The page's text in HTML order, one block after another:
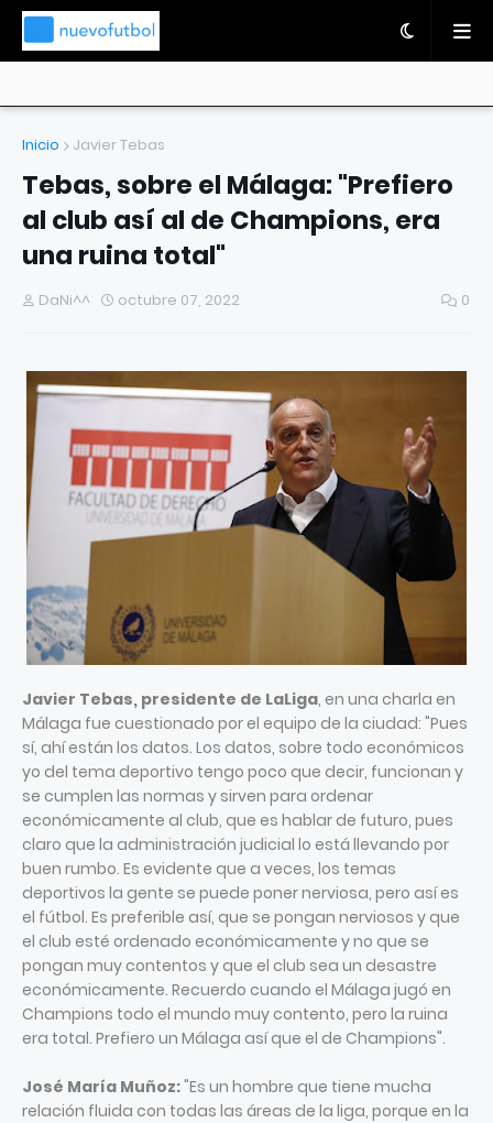
Inicio Javier Tebas
Tebas, sobre el Málaga: "Prefiero
al club así al de Champions, era
una ruina total"
DaNi^^ octubre 07, 2022 0
Javier Tebas, presidente de LaLiga, en una charla en
Málaga fue cuestionado por el equipo de la ciudad: "Pues
sí, ahí están los datos. Los datos, sobre todo económicos
yo del tema deportivo tengo poco que decir, funcionan y
se cumplen las normas y sirven para ordenar
económicamente al club, que es hablar de futuro, pues
claro que la administración judicial lo está llevando por
buen rumbo. Es evidente que a veces, los temas
deportivos la gente se puede poner nerviosa, pero así es
el fútbol. Es preferible así, que se pongan nerviosos y que
el club esté ordenado económicamente y no que se
pongan muy contentos y que el club sea un desastre
económicamente. Recuerdo cuando el Málaga jugó en
Champions todo el mundo muy contento, pero la ruina
era total. Prefiero un Málaga así que el de Champions".
José María Muñoz:"Es un hombre que tiene mucha
relación fluida con todas las áreas de la liga, porque en la